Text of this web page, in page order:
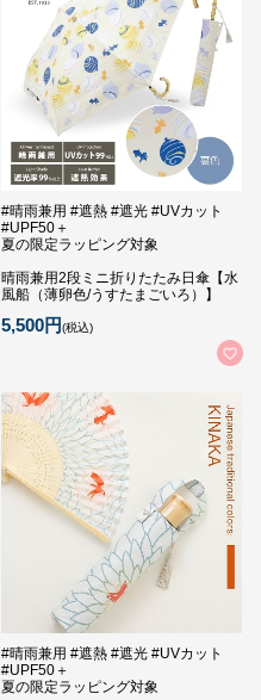
#晴雨兼用 #遮熱 #遮光 #UVカット
#UPF50＋
夏の限定ラッピング対象
晴雨兼用2段ミニ折りたたみ日傘【水
風船（薄卵色/うすたまごいろ）】
5,500円(税込)
#晴雨兼用 #遮熱 #遮光 #UVカット
#UPF50＋
夏の限定ラッピング対象